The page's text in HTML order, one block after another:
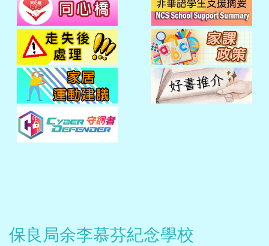
保良局余李慕芬紀念學校